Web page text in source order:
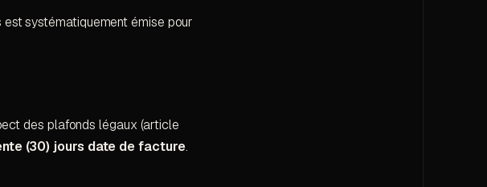
systématiquement émise pour
des plafonds légaux (article
(30) jours date de facture.